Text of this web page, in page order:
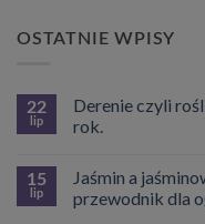
OSTATNIE WPISY
22
lip
Derenie czyli
rok.
do
czyli
15
lip
Jaśmin a
przewodnik dla